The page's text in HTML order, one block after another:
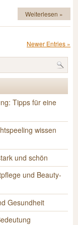
Weiterlesen »
Newer Entries »
Tipps für eine
wissen
und schön
und Beauty-
Gesundheit